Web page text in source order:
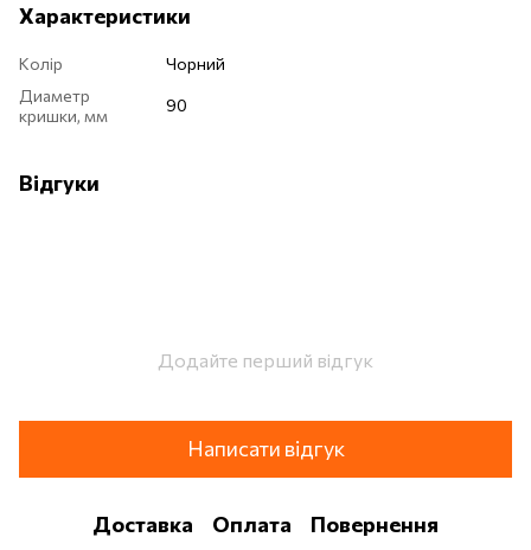
Характеристики
Колір
Чорний
Диаметр
кришки, мм
90
Відгуки
Додайте перший відгук
Написати відгук
Доставка Оплата Повернення